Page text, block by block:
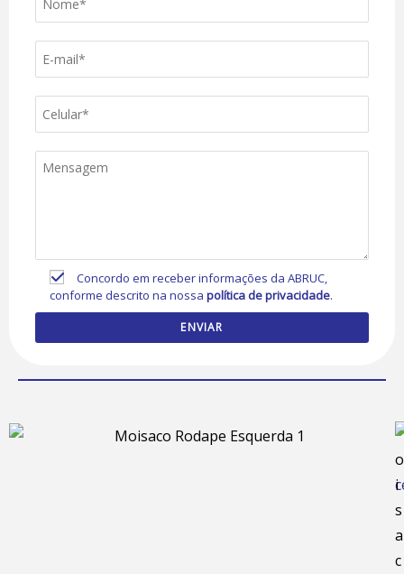
Concordo em receber informações da ABRUC,
conforme descrito na nossapolítica de privacidade.